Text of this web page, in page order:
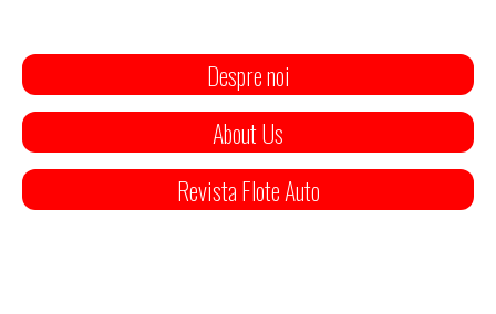
Despre noi
About Us
Revista Flote Auto